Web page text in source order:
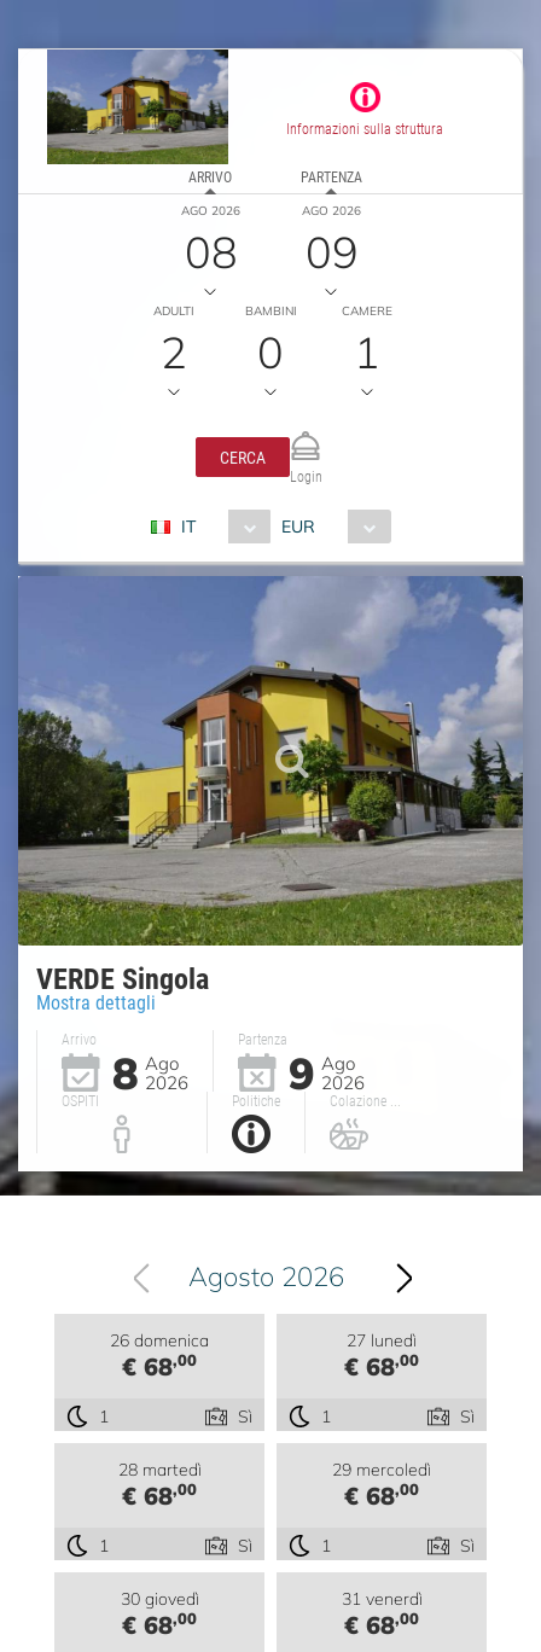
Informazioni sulla struttura
ARRIVO
AGO 2026
08
PARTENZA
AGO 2026
09
ADULTI
2
BAMBINI
0
CAMERE
1
CERCA
Login
IT EUR
VERDE Singola
Mostra dettagli
Arrivo
8 Ago
2026
Partenza
9 Ago
2026
OSPITI Politiche Colazione ...
Agosto 2026
26 domenica
€ 68,00
1 Sì
27 lunedì
€ 68,00
1 Sì
28 martedì
€ 68,00
1 Sì
29 mercoledì
€ 68,00
1 Sì
30 giovedì
€ 68,00
31 venerdì
€ 68,00